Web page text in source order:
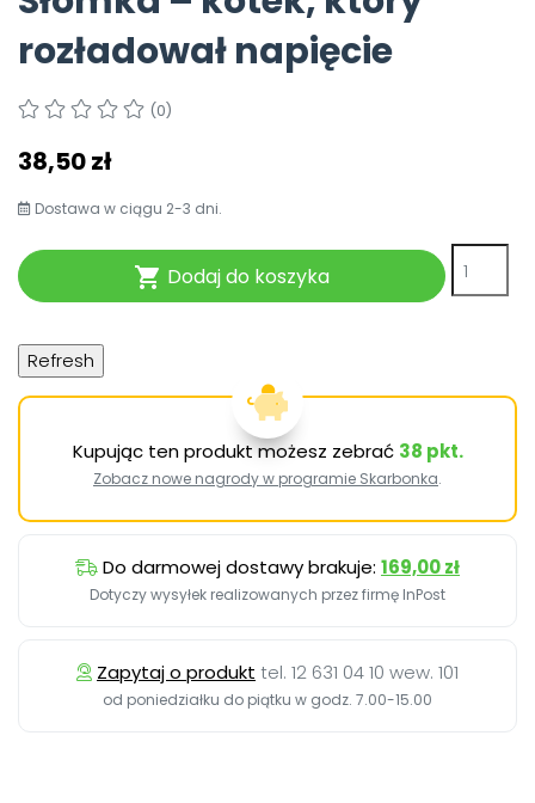
Pomoc
rozładował napięcie
(0)
38,50 zł
Dostawa w ciągu 2-3 dni.
 Dodaj do koszyka
Kupując ten produkt możesz zebrać 38 pkt.
Zobacz nowe nagrody w programie Skarbonka.
Do darmowej dostawy brakuje: 169,00 zł
Dotyczy wysyłek realizowanych przez firmę InPost
Zapytaj o produkt tel. 12 631 04 10 wew. 101
od poniedziałku do piątku w godz. 7.00-15.00